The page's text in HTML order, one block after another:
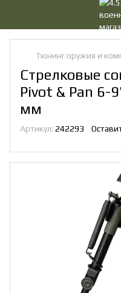
Тюнинг оружия и
Стрелковые
Pivot & Pan 6-
мм
Артикул: 242293